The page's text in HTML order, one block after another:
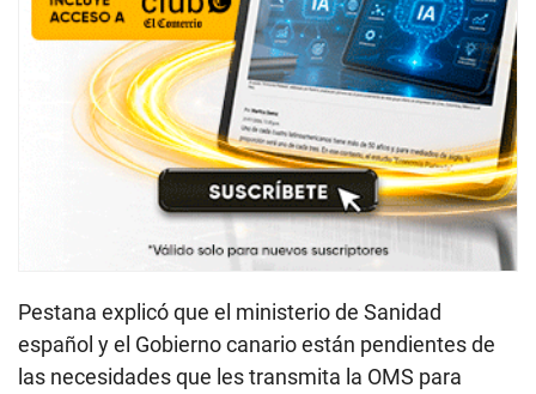
Pestana explicó que el ministerio de Sanidad
español y el Gobierno canario están pendientes de
las necesidades que les transmita la OMS para